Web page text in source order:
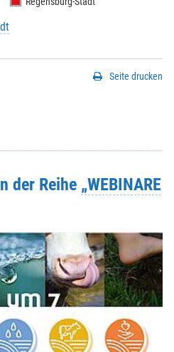
Seite drucken
der Reihe „WEBINARE